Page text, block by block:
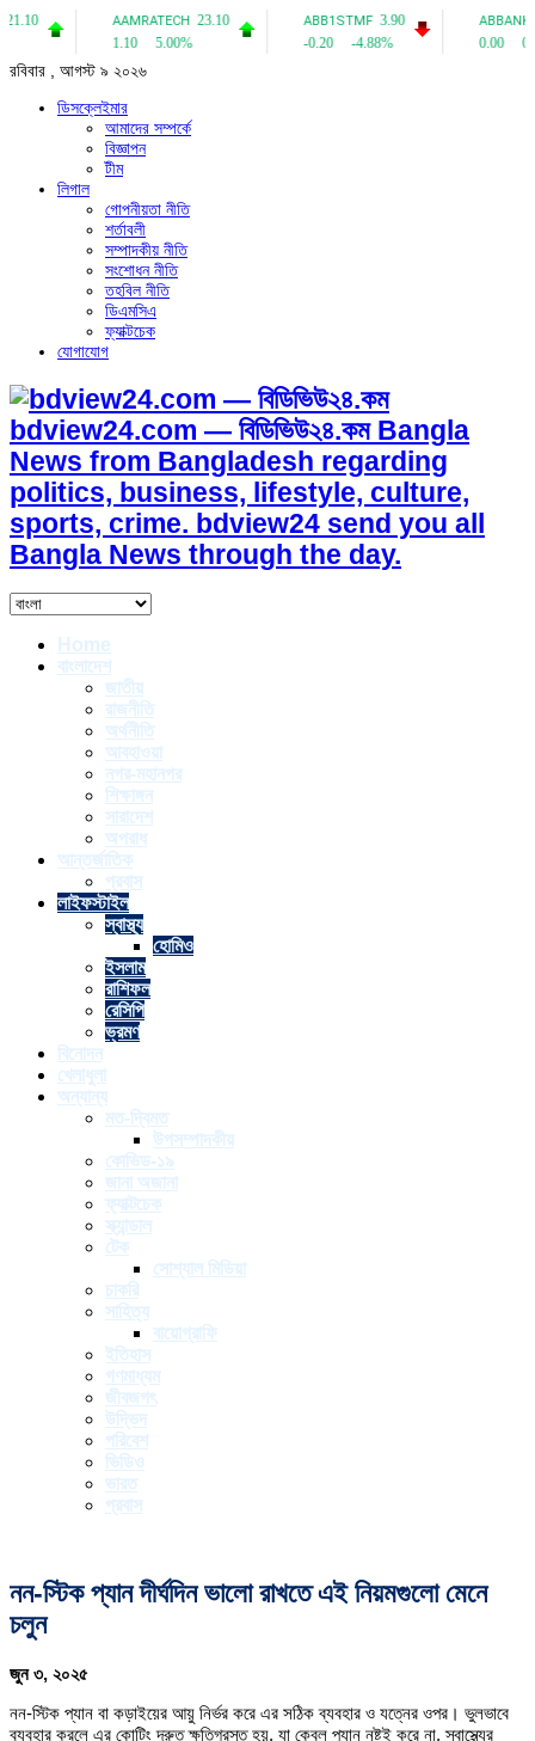
রবিবার , আগস্ট ৯ ২০২৬
ডিসক্লেইমার
আমাদের সম্পর্কে
বিজ্ঞাপন
টীম
লিগাল
গোপনীয়তা নীতি
শর্তাবলী
সম্পাদকীয় নীতি
সংশোধন নীতি
তহবিল নীতি
ডিএমসিএ
ফ্যাক্টচেক
যোগাযোগ
bdview24.com — বিডিভিউ২৪.কম Bangla
News from Bangladesh regarding
politics, business, lifestyle, culture,
sports, crime. bdview24 send you all
Bangla News through the day.
Home
বাংলাদেশ
জাতীয়
রাজনীতি
অর্থনীতি
আবহাওয়া
নগর-মহানগর
শিক্ষাঙ্গন
সারাদেশ
অপরাধ
আন্তর্জাতিক
প্রবাস
লাইফস্টাইল
স্বাস্থ্য
হোমিও
ইসলাম
রাশিফল
রেসিপি
ভ্রমণ
বিনোদন
খেলাধুলা
অন্যান্য
মত-দ্বিমত
উপসম্পাদকীয়
কোভিড-১৯
জানা অজানা
ফ্যাক্টচেক
স্ক্যান্ডাল
টেক
সোশ্যাল মিডিয়া
চাকরি
সাহিত্য
বায়োগ্রাফি
ইতিহাস
গণমাধ্যম
জীবজগৎ
উদ্ভিদ
পরিবেশ
ভিডিও
ভারত
প্রবাস
নন-স্টিক প্যান দীর্ঘদিন ভালো রাখতে এই নিয়মগুলো মেনে
চলুন
জুন ৩, ২০২৫
নন-স্টিক প্যান বা কড়াইয়ের আয়ু নির্ভর করে এর সঠিক ব্যবহার ও যত্নের ওপর। ভুলভাবে
ব্যবহার করলে এর কোটিং দ্রুত ক্ষতিগ্রস্ত হয়, যা কেবল প্যান নষ্টই করে না, স্বাস্থ্যের